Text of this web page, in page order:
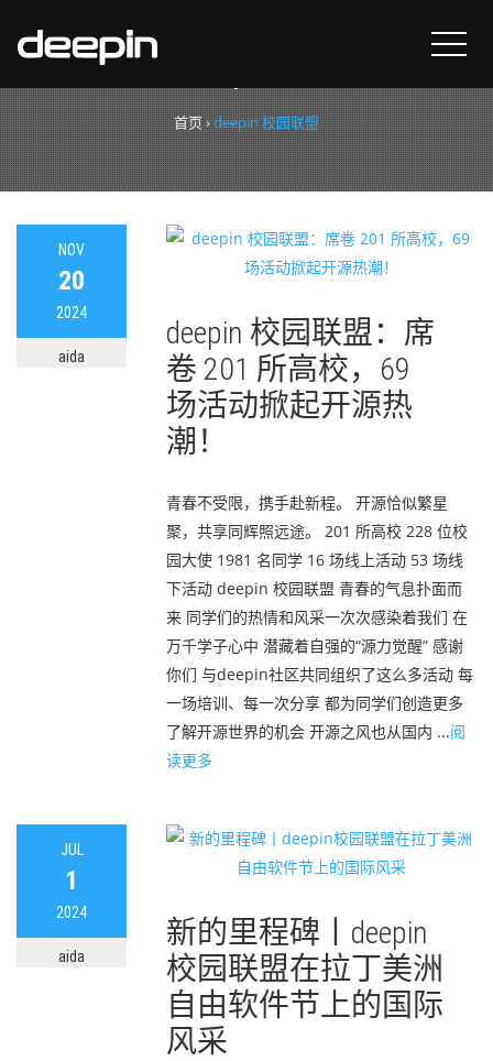
分类： deepin 校园联盟
首页 ›deepin 校园联盟
NOV
20
2024
aida
deepin 校园联盟：席
卷 201 所高校，69
场活动掀起开源热
潮！
青春不受限，携手赴新程。 开源恰似繁星
聚，共享同辉照远途。 201 所高校 228 位校
园大使 1981 名同学 16 场线上活动 53 场线
下活动 deepin 校园联盟 青春的气息扑面而
来 同学们的热情和风采一次次感染着我们 在
万千学子心中 潜藏着自强的“源力觉醒” 感谢
你们 与deepin社区共同组织了这么多活动 每
一场培训、每一次分享 都为同学们创造更多
了解开源世界的机会 开源之风也从国内 ...阅
读更多
JUL
1
2024
aida
新的里程碑丨deepin
校园联盟在拉丁美洲
自由软件节上的国际
风采